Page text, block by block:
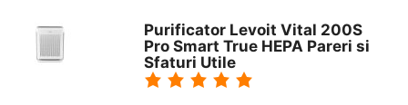
Purificator Levoit Vital 200S
Pro Smart True HEPA Pareri si
Sfaturi Utile